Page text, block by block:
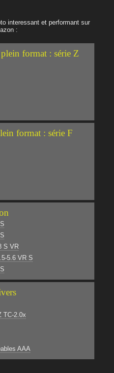
interessant et performant sur
:
format : série Z
format : série F
S VR
5.6 VR S
TC-2.0x
AAA